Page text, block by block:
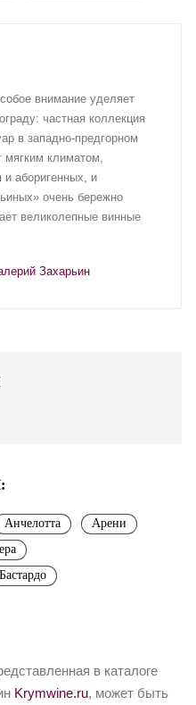
внимание уделяет
частная коллекция
в западно-предгорном
мягким климатом,
аборигенных, и
очень бережно
великолепные винные
Захарьин
Анчелотта
Арени
Бастардо
в каталоге
Krymwine.ru, может быть